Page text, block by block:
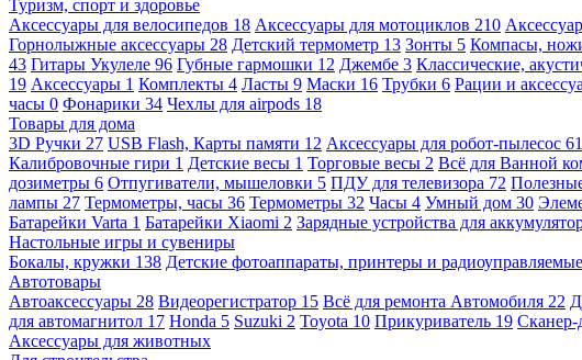
Туризм, спорт и здоровье
Аксессуары для велосипедов 18 Аксессуары для мотоциклов 210
Горнолыжные аксессуары 28 Детский термометр 13 Зонты 5 Компасы,
43 Гитары Укулеле 96 Губные гармошки 12 Джембе 3 Классические,
19 Аксессуары 1 Комплекты 4 Ласты 9 Маски 16 Трубки 6 Рации и
часы 0 Фонарики 34 Чехлы для airpods 18
Товары для дома
3D Ручки 27 USB Flash, Карты памяти 12 Аксессуары для робот-пылесос 61
Калибровочные гири 1 Детские весы 1 Торговые весы 2 Всё для Ванной
дозиметры 6 Отпугиватели, мышеловки 5 ПДУ для телевизора 72
лампы 27 Термометры, часы 36 Термометры 32 Часы 4 Умный дом 30
Батарейки Varta 1 Батарейки Xiaomi 2 Зарядные устройства для
Настольные игры и сувениры
Бокалы, кружки 138 Детские фотоаппараты, принтеры и
Автотовары
Автоаксессуары 28 Видеорегистратор 15 Всё для ремонта Автомобиля 22
для автомагнитол 17 Honda 5 Suzuki 2 Toyota 10 Прикуриватель 19 Сканер-
Аксессуары для животных